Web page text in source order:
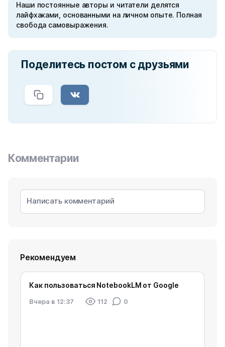
Наши постоянные авторы и читатели делятся
лайфхаками, основанными на личном опыте. Полная
свобода самовыражения.
Поделитесь постом с друзьями
Комментарии
Рекомендуем
Как пользоваться NotebookLM от Google
Вчера в 12:37 112 0